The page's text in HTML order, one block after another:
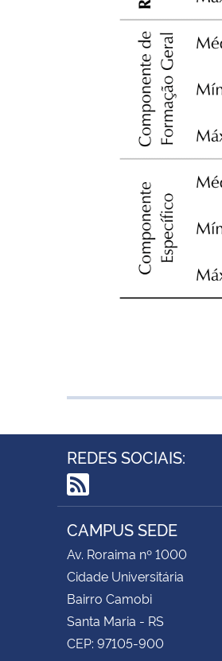
REDES SOCIAIS:
RSS
CAMPUS SEDE
Av. Roraima nº 1000
Cidade Universitária
Bairro Camobi
Santa Maria - RS
CEP: 97105-900